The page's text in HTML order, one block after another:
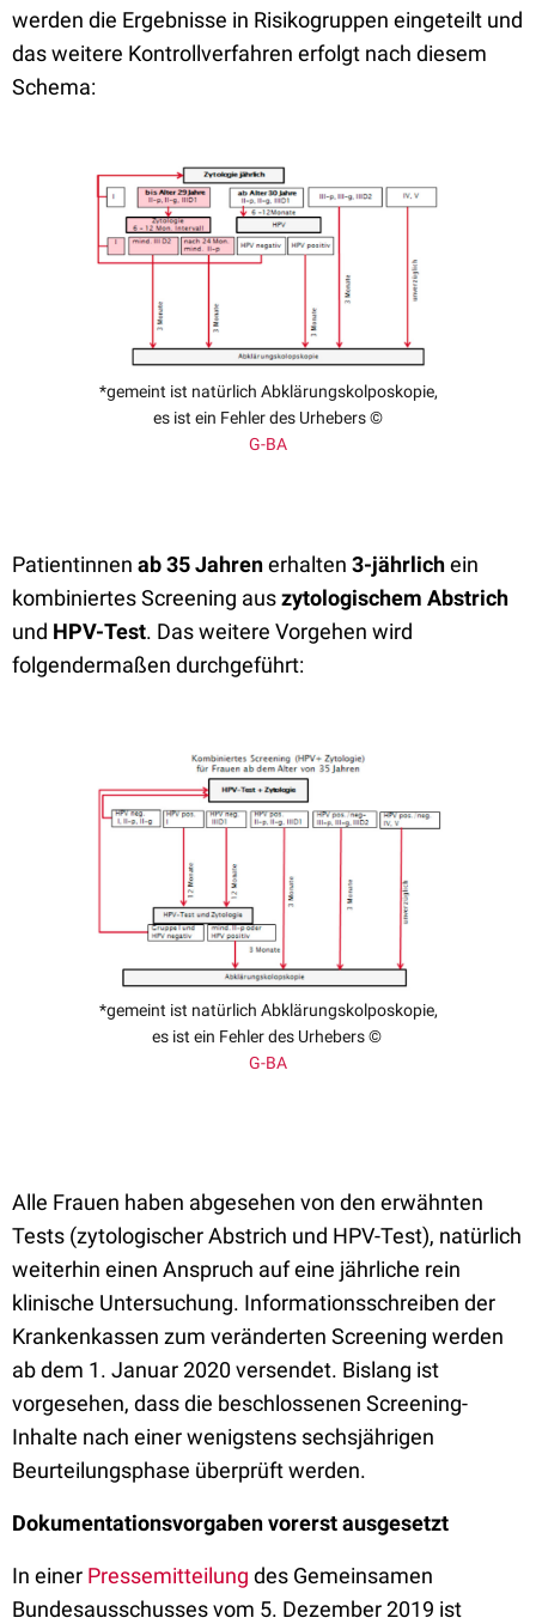
werden die Ergebnisse in Risikogruppen eingeteilt und
das weitere Kontrollverfahren erfolgt nach diesem
Schema:
*gemeint ist natürlich Abklärungskolposkopie,
es ist ein Fehler des Urhebers ©
G-BA
Patientinnen ab 35 Jahrenerhalten 3-jährlichein
kombiniertes Screening auszytologischem Abstrich
und HPV-Test. Das weitere Vorgehen wird
folgendermaßen durchgeführt:
*gemeint ist natürlich Abklärungskolposkopie,
es ist ein Fehler des Urhebers ©
G-BA
Alle Frauen haben abgesehen von den erwähnten
Tests (zytologischer Abstrich und HPV-Test), natürlich
weiterhin einen Anspruch auf eine jährliche rein
klinische Untersuchung. Informationsschreiben der
Krankenkassen zum veränderten Screening werden
ab dem 1. Januar 2020 versendet. Bislang ist
vorgesehen, dass die beschlossenen Screening-
Inhalte nach einer wenigstens sechsjährigen
Beurteilungsphase überprüft werden.
Dokumentationsvorgaben vorerst ausgesetzt
In einer Pressemitteilung des Gemeinsamen
Bundesausschusses vom 5. Dezember 2019 ist